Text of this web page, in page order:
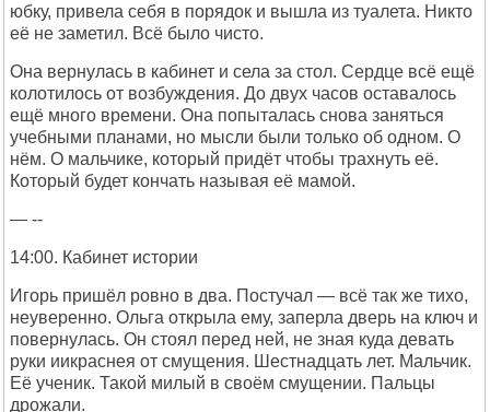
юбку, привела себя в порядок и вышла из туалета. Никто
её не заметил. Всё было чисто.
Она вернулась в кабинет и села за стол. Сердце всё ещё
колотилось от возбуждения. До двух часов оставалось
ещё много времени. Она попыталась снова заняться
учебными планами, но мысли были только об одном. О
нём. О мальчике, который придёт чтобы трахнуть её.
Который будет кончать называя её мамой.
— --
14:00. Кабинет истории
Игорь пришёл ровно в два. Постучал — всё так же тихо,
неуверенно. Ольга открыла ему, заперла дверь на ключ и
повернулась. Он стоял перед ней, не зная куда девать
руки иикраснея от смущения. Шестнадцать лет. Мальчик.
Её ученик. Такой милый в своём смущении. Пальцы
дрожали.